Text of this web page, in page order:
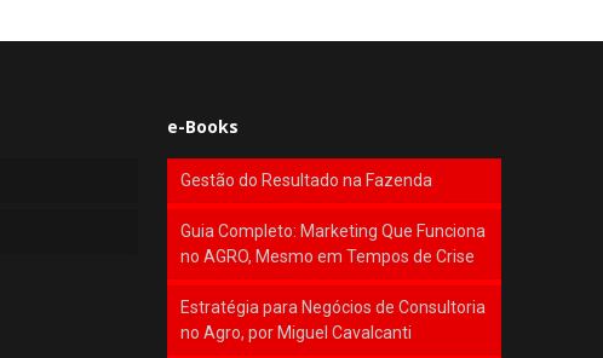
e-Books
Gestão do Resultado na Fazenda
Guia Completo: Marketing Que Funciona
no AGRO, Mesmo em Tempos de Crise
Estratégia para Negócios de Consultoria
no Agro, por Miguel Cavalcanti